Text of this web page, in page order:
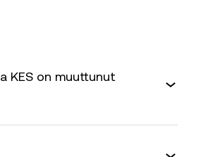
KES on muuttunut